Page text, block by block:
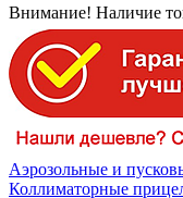
Внимание! Наличие
Аэрозольные и
Коллиматорные